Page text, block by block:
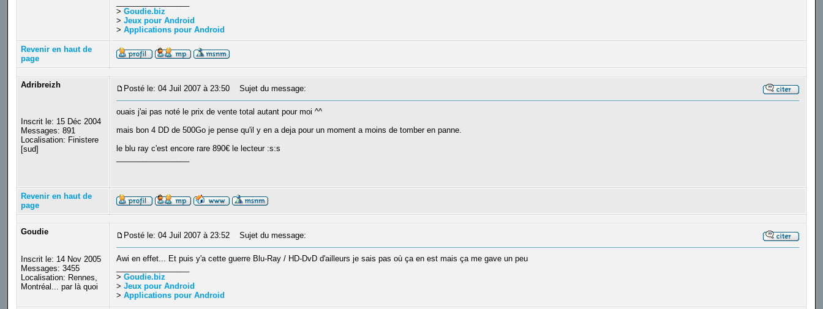
> Goudie.biz
> Jeux pour Android
> Applications pour Android
Revenir en haut de
page
Adribreizh
Inscrit le: 15 Déc 2004
Messages: 891
Localisation: Finistere
[sud]
Posté le: 04 Juil 2007 à 23:50 Sujet du message:
ouais j'ai pas noté le prix de vente total autant pour moi ^^
mais bon 4 DD de 500Go je pense qu'il y en a deja pour un moment a moins de tomber en panne.
le blu ray c'est encore rare 890€ le lecteur :s:s
Revenir en haut de
page
Goudie
Inscrit le: 14 Nov 2005
Messages: 3455
Localisation: Rennes,
Montréal... par là quoi
Posté le: 04 Juil 2007 à 23:52 Sujet du message:
Awi en effet... Et puis y'a cette guerre Blu-Ray / HD-DvD d'ailleurs je sais pas où ça en est mais ça me gave un peu
> Goudie.biz
> Jeux pour Android
> Applications pour Android